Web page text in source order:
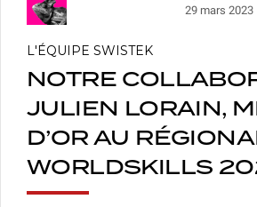
29 mars 2023
L'ÉQUIPE SWISTEK
NOTRE
JULIEN LORAIN,
D’OR AU
WORLDSKILLS